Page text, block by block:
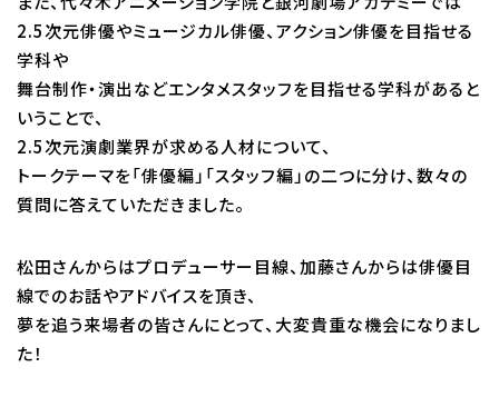
大学・社会人の方へ
高校1・2年生の方へ
中学生の方へ
保護者の方へ
留学生の方へ
2.5次元俳優やミュージカル俳優、アクション俳優を目指せる
学科や
舞台制作・演出などエンタメスタッフを目指せる学科があると
いうことで、
2.5次元演劇業界が求める人材について、
トークテーマを「俳優編」「スタッフ編」の二つに分け、数々の
質問に答えていただきました。
松田さんからはプロデューサー目線、加藤さんからは俳優目
線でのお話やアドバイスを頂き、
夢を追う来場者の皆さんにとって、大変貴重な機会になりまし
た！